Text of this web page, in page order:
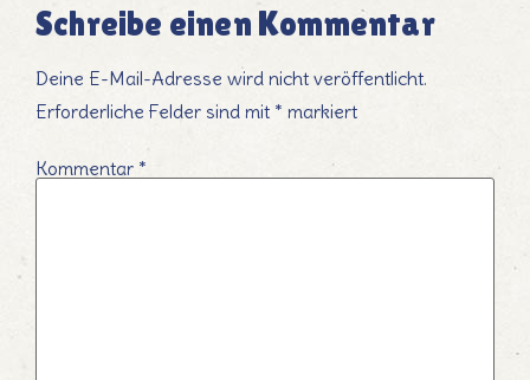
Schreibe einen Kommentar
Deine E-Mail-Adresse wird nicht veröffentlicht.
Erforderliche Felder sind mit * markiert
Kommentar *